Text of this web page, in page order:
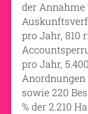
der Annahme
pro Jahr, 810
pro Jahr,
Anordnungen
sowie 220
% der 2.210